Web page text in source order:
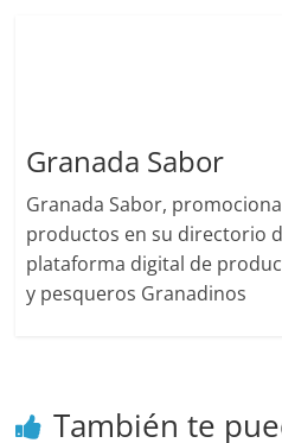
Granada Sabor
Granada Sabor,
productos en su directorio
plataforma digital de
y pesqueros Granadinos
También te